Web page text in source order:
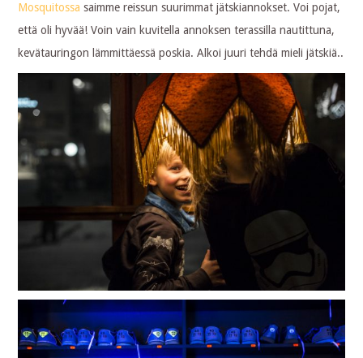
Mosquitossa saimme reissun suurimmat jätskiannokset. Voi pojat,
että oli hyvää! Voin vain kuvitella annoksen terassilla nautittuna,
kevätauringon lämmittäessä poskia. Alkoi juuri tehdä mieli jätskiä..